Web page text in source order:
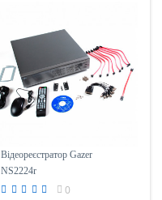
Відеореєстратор Gazer
NS2224r
0